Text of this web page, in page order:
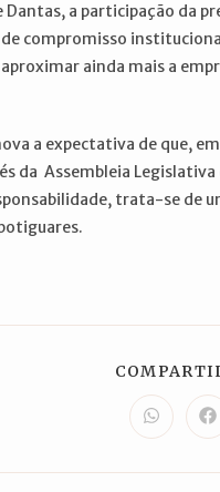
a participação da
compromisso
ainda mais a
a expectativa de que,
da Assembleia
trata-se de
Abre
em
nova
em